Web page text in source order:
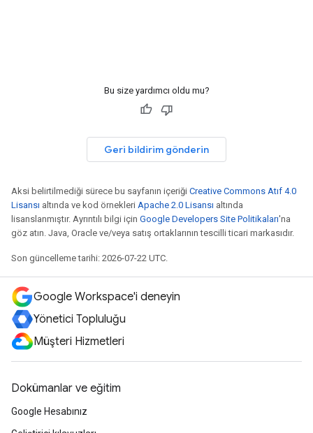
Bu size yardımcı oldu mu?
Geri bildirim gönderin
Aksi belirtilmediği sürece bu sayfanın içeriği Creative Commons Atıf 4.0
Lisansı altında ve kod örnekleri Apache 2.0 Lisansı altında
lisanslanmıştır. Ayrıntılı bilgi için Google Developers Site Politikaları'na
göz atın. Java, Oracle ve/veya satış ortaklarının tescilli ticari markasıdır.
Son güncelleme tarihi: 2026-07-22 UTC.
Google Workspace'i deneyin
Yönetici Topluluğu
Müşteri Hizmetleri
Dokümanlar ve eğitim
Google Hesabınız